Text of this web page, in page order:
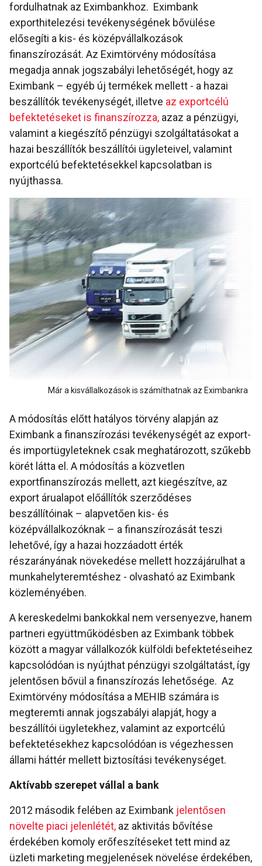
fordulhatnak az Eximbankhoz. Eximbank
exporthitelezési tevékenységének bővülése
elősegíti a kis- és középvállalkozások
finanszírozását. Az Eximtörvény módosítása
megadja annak jogszabályi lehetőségét, hogy az
Eximbank – egyéb új termékek mellett - a hazai
beszállítók tevékenységét, illetve az exportcélú
befektetéseket is finanszírozza, azaz a pénzügyi,
valamint a kiegészítő pénzügyi szolgáltatásokat a
hazai beszállítók beszállítói ügyleteivel, valamint
exportcélú befektetésekkel kapcsolatban is
nyújthassa.
Már a kisvállalkozások is számíthatnak az Eximbankra
A módosítás előtt hatályos törvény alapján az
Eximbank a finanszírozási tevékenységét az export-
és importügyleteknek csak meghatározott, szűkebb
körét látta el. A módosítás a közvetlen
exportfinanszírozás mellett, azt kiegészítve, az
export árualapot előállítók szerződéses
beszállítóinak – alapvetően kis- és
középvállalkozóknak – a finanszírozását teszi
lehetővé, így a hazai hozzáadott érték
részarányának növekedése mellett hozzájárulhat a
munkahelyteremtéshez - olvasható az Eximbank
közleményében.
A kereskedelmi bankokkal nem versenyezve, hanem
partneri együttműködésben az Eximbank többek
között a magyar vállalkozók külföldi befektetéseihez
kapcsolódóan is nyújthat pénzügyi szolgáltatást, így
jelentősen bővül a finanszírozás lehetősége. Az
Eximtörvény módosítása a MEHIB számára is
megteremti annak jogszabályi alapját, hogy a
beszállítói ügyletekhez, valamint az exportcélú
befektetésekhez kapcsolódóan is végezhessen
állami háttér mellett biztosítási tevékenységet.
Aktívabb szerepet vállal a bank
2012 második felében az Eximbank jelentősen
növelte piaci jelenlétét, az aktivitás bővítése
érdekében komoly erőfeszítéseket tett mind az
üzleti marketing megjelenések növelése érdekében,